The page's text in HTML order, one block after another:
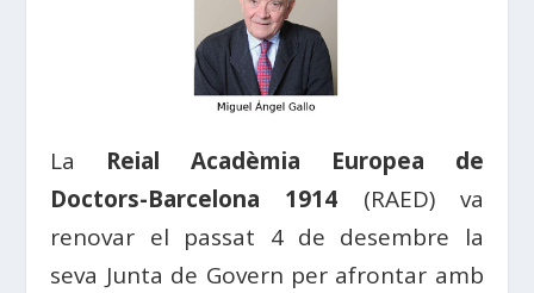
La Reial Acadèmia Europea de
Doctors-Barcelona 1914 (RAED) va
renovar el passat 4 de desembre la
seva Junta de Govern per afrontar amb